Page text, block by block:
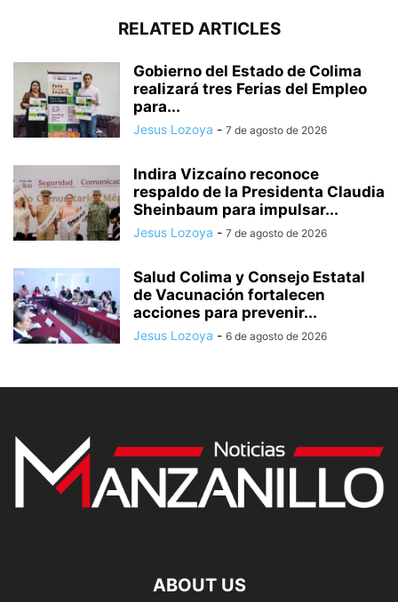
RELATED ARTICLES
Gobierno del Estado de Colima
realizará tres Ferias del Empleo
para...
Jesus Lozoya - 7 de agosto de 2026
Indira Vizcaíno reconoce
respaldo de la Presidenta Claudia
Sheinbaum para impulsar...
Jesus Lozoya - 7 de agosto de 2026
Salud Colima y Consejo Estatal
de Vacunación fortalecen
acciones para prevenir...
Jesus Lozoya - 6 de agosto de 2026
ABOUT US